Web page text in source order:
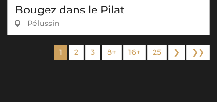
Bougez dans le Pilat
Pélussin
1 2 3 8+ 16+ 25 ❯ ❯❯